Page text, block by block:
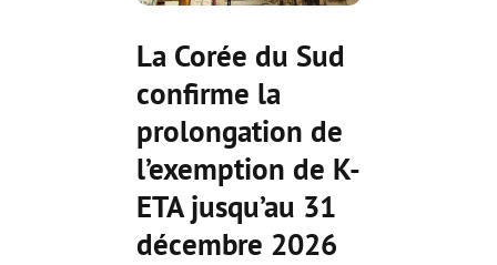
La Corée du Sud
confirme la
prolongation de
l’exemption de K-
ETA jusqu’au 31
décembre 2026